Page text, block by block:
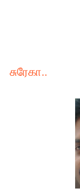
சுரேகா..